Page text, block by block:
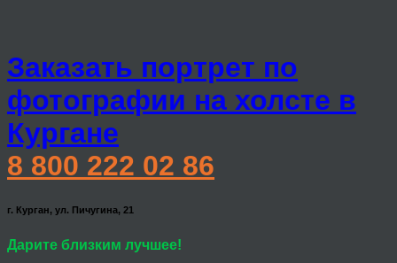
Заказать портрет по
фотографии на холсте в
Кургане
8 800 222 02 86
г. Курган, ул. Пичугина, 21
Дарите близким лучшее!